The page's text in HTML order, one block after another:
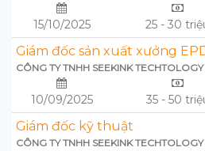
15/10/2025 25 - 30
Giám đốc sản xuất xưởng
CÔNG TY TNHH SEEKINK
10/09/2025 35 - 50
Giám đốc kỹ thuật
CÔNG TY TNHH SEEKINK